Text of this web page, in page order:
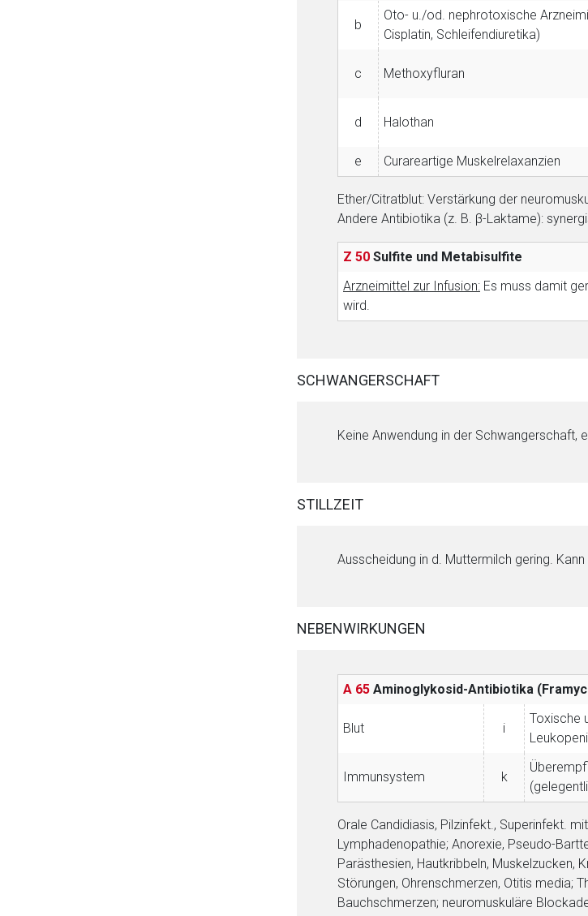
b
Oto- u./od. nephrotoxische
Cisplatin, Schleifendiuretika)
c Methoxyfluran
d Halothan
e
Curareartige Muskelrelaxanzien
Ether/Citratblut: Verstärkung der
Andere Antibiotika (z. B. β-Laktame):
Z 50 Sulfite und Metabisulfite
Arzneimittel zur Infusion: Es muss damit
wird.
SCHWANGERSCHAFT
Keine Anwendung in der Schwangerschaft,
STILLZEIT
Ausscheidung in d. Muttermilch gering.
NEBENWIRKUNGEN
A 65 Aminoglykosid-Antibiotika
Blut i
Toxische
Immunsystem k
Orale Candidiasis, Pilzinfekt., Superinfekt.
Lymphadenopathie; Anorexie, Pseudo-
Parästhesien, Hautkribbeln, Muskelzucken,
Störungen, Ohrenschmerzen, Otitis media;
Bauchschmerzen; neuromuskuläre